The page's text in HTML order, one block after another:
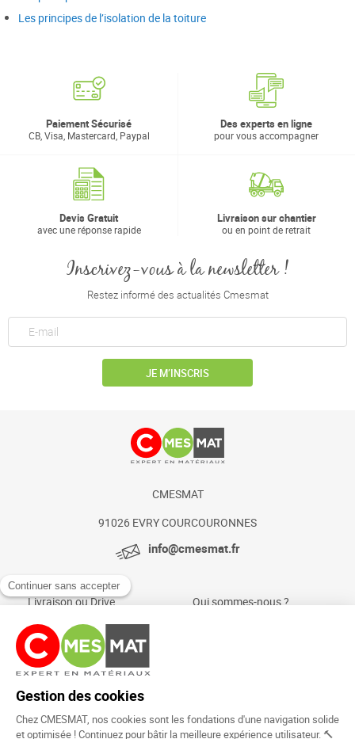
Les principes de l’isolation de la toiture
Paiement Sécurisé
CB, Visa, Mastercard, Paypal
Des experts en ligne
pour vous accompagner
Devis Gratuit
avec une réponse rapide
Livraison sur chantier
ou en point de retrait
Inscrivez-vous à la newsletter !
Restez informé des actualités Cmesmat
JE M’INSCRIS
CMESMAT
91026 EVRY COURCOURONNES
info@cmesmat.fr
Livraison ou Drive
Paiement sécurisé
Foire aux questions
Qui sommes-nous ?